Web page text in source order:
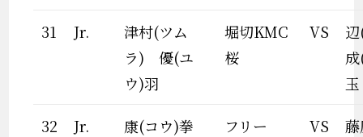
31 Jr.
津村(ツム
ラ) 優(ユ
ウ)羽
堀切KMC
桜
VS
玉
32 Jr.
康(コウ)拳
フリー VS